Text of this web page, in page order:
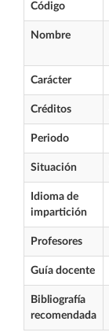
Código
Nombre
Carácter
Créditos
Periodo
Situación
Idioma de
impartición
Profesores
Guía docente
Bibliografía
recomendada